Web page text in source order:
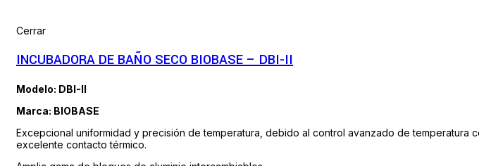
Cerrar
INCUBADORA DE BAÑO SECO BIOBASE – DBI-II
Modelo: DBI-II
Marca: BIOBASE
Excepcional uniformidad y precisión de temperatura, debido al control avanzado de
excelente contacto térmico.